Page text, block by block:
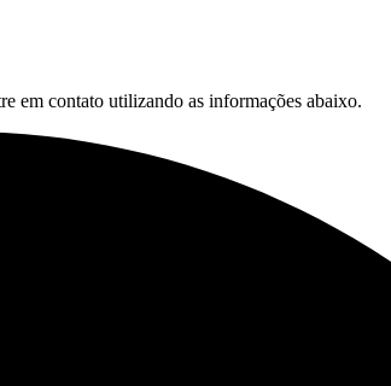
em contato utilizando as informações abaixo.